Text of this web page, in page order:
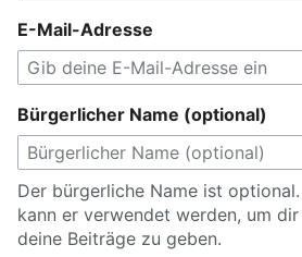
E-Mail-Adresse
Bürgerlicher Name (optional)
Der bürgerliche Name ist
kann er verwendet werden, um
deine Beiträge zu geben.